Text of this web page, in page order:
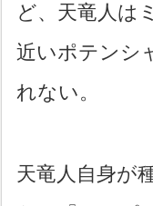
ど、天竜人は
近いポテンシ
れない。
天竜人自身が